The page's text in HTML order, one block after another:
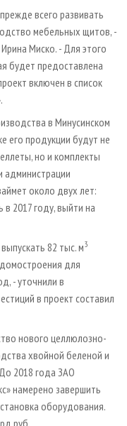
всего развивать
мебельных щитов, -
Миско. - Для этого
будет предоставлена
включен в список
в Минусинском
его продукции будут не
но и комплекты
администрации
около двух лет:
2017 году, выйти на
82 тыс. м3
для
- уточнили в
в проект составил
нового целлюлозно-
хвойной беленой и
2018 года ЗАО
намерено завершить
оборудования.